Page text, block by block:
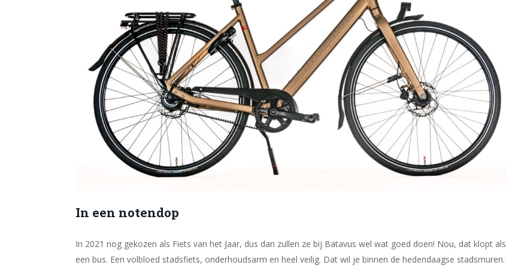
In een notendop
In 2021 nog gekozen als Fiets van het Jaar, dus dan zullen ze bij Batavus wel wat goed doen! Nou, dat klopt als
een bus. Een volbloed stadsfiets, onderhoudsarm en heel veilig. Dat wil je binnen de hedendaagse stadsmuren.